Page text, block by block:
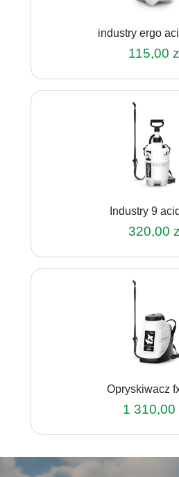
industry ergo
115,00
Industry 9
320,00
Opryskiwacz
1 310,00